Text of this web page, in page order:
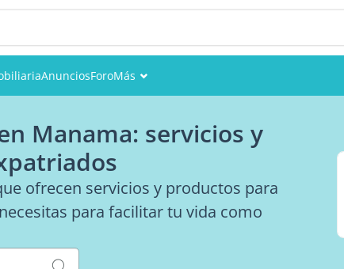
AnunciosForoMás
Miembros
Fotos
Manama: servicios y
ofrecen servicios y productos para
para facilitar tu vida como